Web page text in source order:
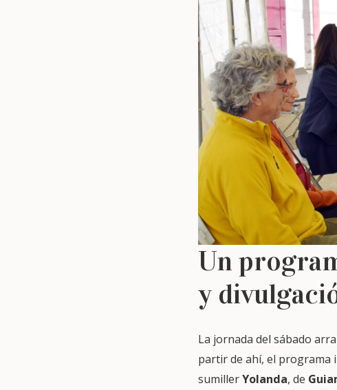
Un
y
La jornada del sábado
partir de ahí, el programa
sumillerYolanda, de